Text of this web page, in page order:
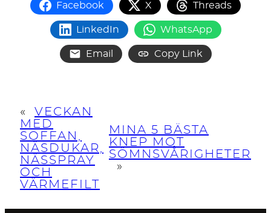
Facebook X Threads
LinkedIn WhatsApp
Email Copy Link
«
VECKAN
MED
SOFFAN,
NÄSDUKAR,
NÄSSPRAY
OCH
VÄRMEFILT
MINA 5 BÄSTA
KNEP MOT
SÖMNSVÅRIGHETER
»